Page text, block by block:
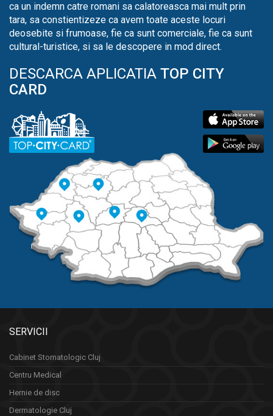
ca un indemn catre romani sa calatoreasca mai mult prin
tara, sa constientizeze ca avem toate aceste locuri
deosebite si frumoase, fie ca sunt comerciale, fie ca sunt
cultural-turistice, si sa le descopere in mod direct.
DESCARCA APLICATIA TOP CITY
CARD
SERVICII
Cabinet Stomatologic Cluj
Centru Medical
Hernie de disc
Dermatologie Cluj